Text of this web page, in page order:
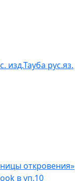
изд.Тауба рус.яз.